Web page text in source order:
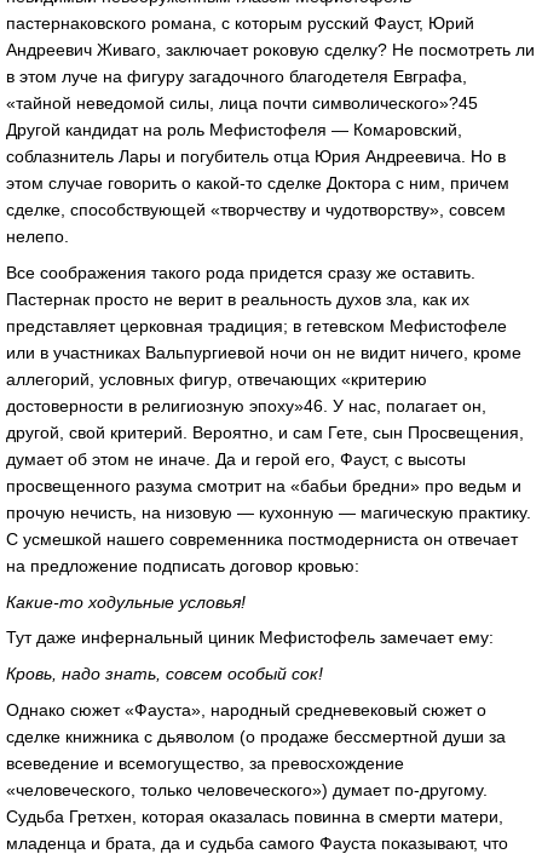
пастернаковского романа, с которым русский Фауст, Юрий
Андреевич Живаго, заключает роковую сделку? Не посмотреть ли
в этом луче на фигуру загадочного благодетеля Евграфа,
«тайной неведомой силы, лица почти символического»?45
Другой кандидат на роль Мефистофеля — Комаровский,
соблазнитель Лары и погубитель отца Юрия Андреевича. Но в
этом случае говорить о какой-то сделке Доктора с ним, причем
сделке, способствующей «творчеству и чудотворству», совсем
нелепо.
Все соображения такого рода придется сразу же оставить.
Пастернак просто не верит в реальность духов зла, как их
представляет церковная традиция; в гетевском Мефистофеле
или в участниках Вальпургиевой ночи он не видит ничего, кроме
аллегорий, условных фигур, отвечающих «критерию
достоверности в религиозную эпоху»46. У нас, полагает он,
другой, свой критерий. Вероятно, и сам Гете, сын Просвещения,
думает об этом не иначе. Да и герой его, Фауст, с высоты
просвещенного разума смотрит на «бабьи бредни» про ведьм и
прочую нечисть, на низовую — кухонную — магическую практику.
С усмешкой нашего современника постмодерниста он отвечает
на предложение подписать договор кровью:
Какие-то ходульные условья!
Тут даже инфернальный циник Мефистофель замечает ему:
Кровь, надо знать, совсем особый сок!
Однако сюжет «Фауста», народный средневековый сюжет о
сделке книжника с дьяволом (о продаже бессмертной души за
всеведение и всемогущество, за превосхождение
«человеческого, только человеческого») думает по-другому.
Судьба Гретхен, которая оказалась повинна в смерти матери,
младенца и брата, да и судьба самого Фауста показывают, что